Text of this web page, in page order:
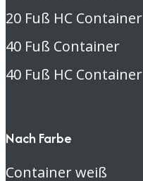
20 Fuß HC Container
40 Fuß Container
40 Fuß HC Container
Nach Farbe
Container weiß